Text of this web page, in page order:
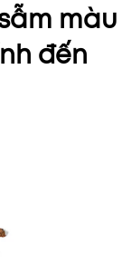
màu
đến